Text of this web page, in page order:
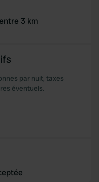
from your use
3 km
par nuit, taxes
éventuels.